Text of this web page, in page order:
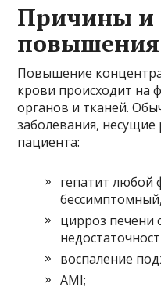
Причины
Повышение
крови происходит на
органов и тканей.
заболевания, несущие
пациента:
гепатит любой
цирроз печени
воспаление
AMI;